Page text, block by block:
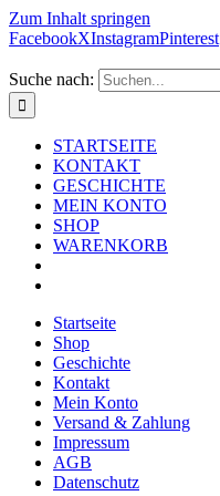
Zum Inhalt springen
FacebookXInstagramPinterest
Suche nach:
STARTSEITE
KONTAKT
GESCHICHTE
MEIN KONTO
SHOP
WARENKORB
Startseite
Shop
Geschichte
Kontakt
Mein Konto
Versand & Zahlung
Impressum
AGB
Datenschutz